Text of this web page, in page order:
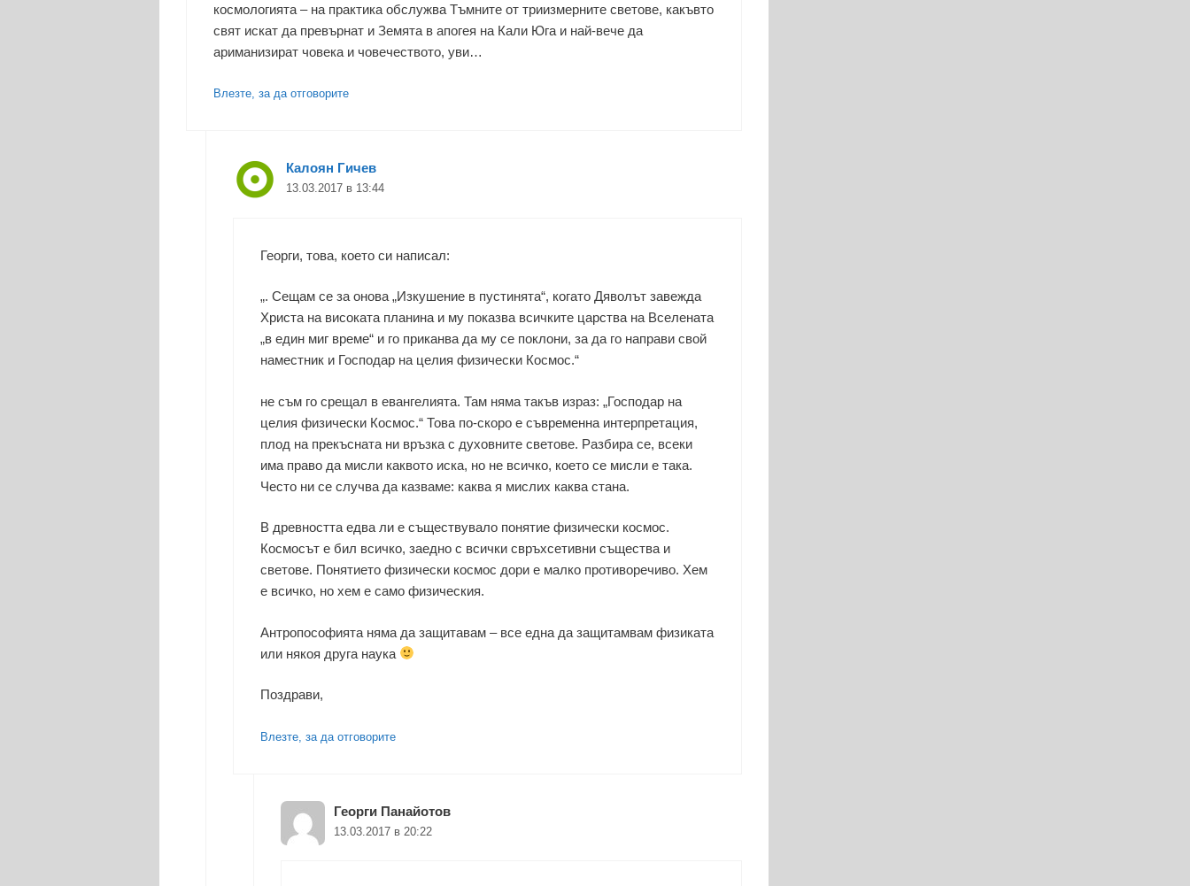
космологията – на практика обслужва Тъмните от триизмерните светове, какъвто
свят искат да превърнат и Земята в апогея на Кали Юга и най-вече да
ариманизират човека и човечеството, уви…
Влезте, за да отговорите
Калоян Гичев
13.03.2017 в 13:44
Георги, това, което си написал:
„. Сещам се за онова „Изкушение в пустинята“, когато Дяволът завежда
Христа на високата планина и му показва всичките царства на Вселената
„в един миг време“ и го приканва да му се поклони, за да го направи свой
наместник и Господар на целия физически Космос.“
не съм го срещал в евангелията. Там няма такъв израз: „Господар на
целия физически Космос.“ Това по-скоро е съвременна интерпретация,
плод на прекъсната ни връзка с духовните светове. Разбира се, всеки
има право да мисли каквото иска, но не всичко, което се мисли е така.
Често ни се случва да казваме: каква я мислих каква стана.
В древността едва ли е съществувало понятие физически космос.
Космосът е бил всичко, заедно с всички свръхсетивни същества и
светове. Понятието физически космос дори е малко противоречиво. Хем
е всичко, но хем е само физическия.
Антропософията няма да защитавам – все една да защитамвам физиката
или някоя друга наука
Поздрави,
Влезте, за да отговорите
Георги Панайотов
13.03.2017 в 20:22